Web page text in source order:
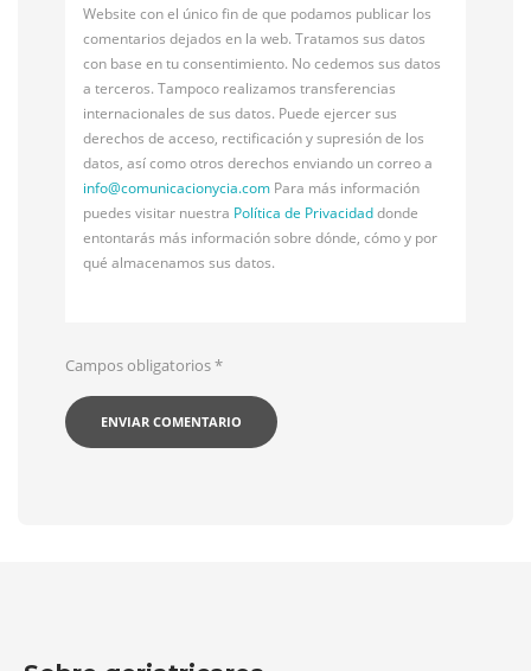
Website con el único fin de que podamos publicar los
comentarios dejados en la web. Tratamos sus datos
con base en tu consentimiento. No cedemos sus datos
a terceros. Tampoco realizamos transferencias
internacionales de sus datos. Puede ejercer sus
derechos de acceso, rectificación y supresión de los
datos, así como otros derechos enviando un correo a
info@comunicacionycia.com Para más información
puedes visitar nuestra Política de Privacidaddonde
entontarás más información sobre dónde, cómo y por
qué almacenamos sus datos.
Campos obligatorios*